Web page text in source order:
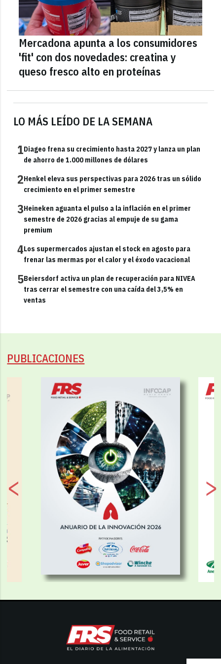
LO MÁS LEÍDO DE LA SEMANA
1Diageo frena su crecimiento hasta 2027 y lanza un plan
de ahorro de 1.000 millones de dólares
2Henkel eleva sus perspectivas para 2026 tras un sólido
crecimiento en el primer semestre
3Heineken aguanta el pulso a la inflación en el primer
semestre de 2026 gracias al empuje de su gama
premium
4Los supermercados ajustan el stock en agosto para
frenar las mermas por el calor y el éxodo vacacional
5Beiersdorf activa un plan de recuperación para NIVEA
tras cerrar el semestre con una caída del 3,5% en
ventas
Mercadona apunta a los consumidores
'fit' con dos novedades: creatina y
queso fresco alto en proteínas
PUBLICACIONES